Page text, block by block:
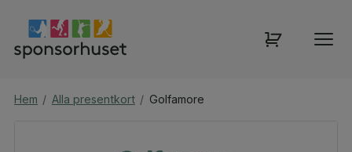
Hem / Alla presentkort / Golfamore